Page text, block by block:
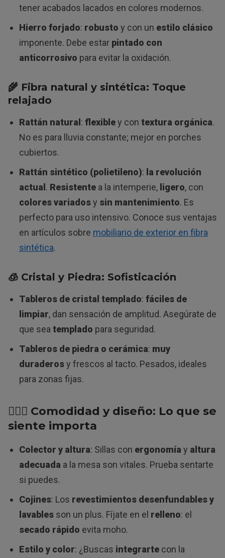
tener acabados lacados en colores modernos.
Hierro forjado: robusto y con un estilo clásico
imponente. Debe estar pintado con
anticorrosivo para evitar la oxidación.
🌾 Fibra natural y sintética: Toque
relajado
Rattán natural : flexibley con textura orgánica.
No es para lluvia constante; mejor en porches
cubiertos.
Rattán sintético (polietileno): la revolución
actual . Resistentea la intemperie, ligero, con
colores variadosy sin mantenimiento. Es
perfecto para uso intensivo. Conoce sus ventajas
en artículos sobre mobiliario de exterior en fibra
sintética.
🧊 Cristal y Piedra: Sofisticación
Tableros de cristal templado: fáciles de
limpiar, dan sensación de amplitud. Asegúrate de
que sea templado para seguridad.
Tableros de piedra o cerámica: muy
duraderosy frescos al tacto. Pesados, ideales
para zonas fijas.
🧘🏽‍♂️ Comodidad y diseño: Lo que se
siente importa
Colector y altura: Sillas con ergonomía y altura
adecuada a la mesa son vitales. Prueba sentarte
si puedes.
Cojines: Los revestimientos desenfundables y
lavablesson un plus. Fíjate en el relleno: el
secado rápido evita moho.
Estilo y color: ¿Buscas integrartecon la